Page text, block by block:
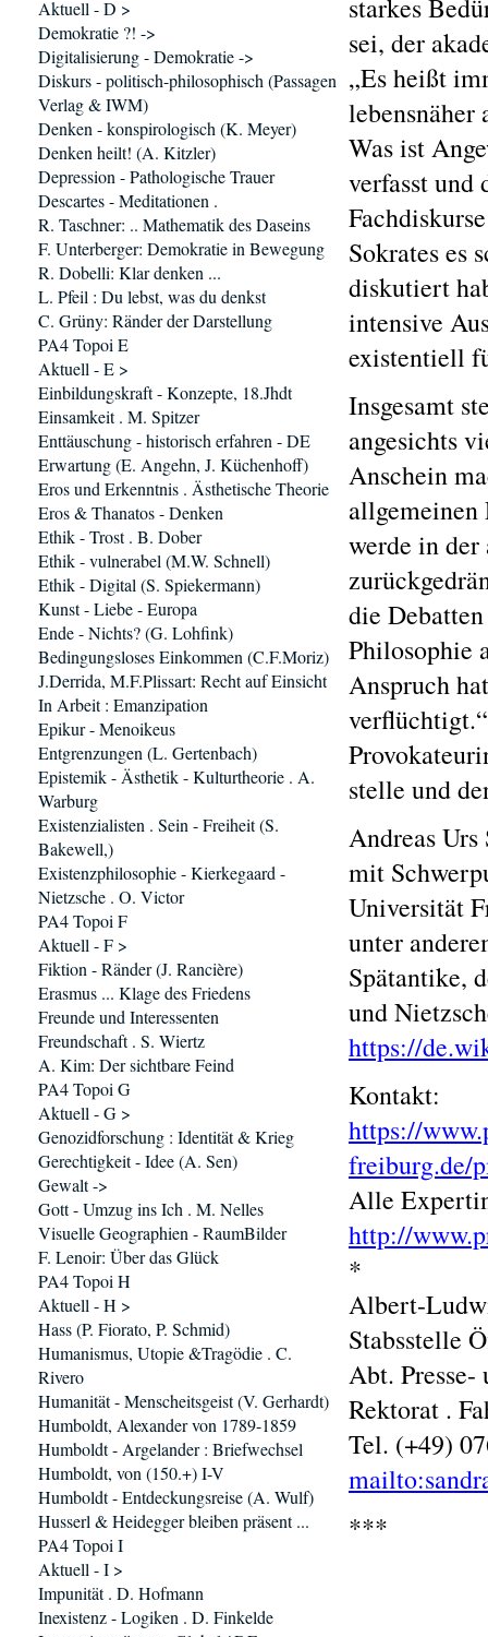
starkes
sei, der
„Es heißt
lebensnäher
Was ist
verfasst und
Sokrates es
diskutiert
intensive
existentiell
Insgesamt
angesichts
Anschein
allgemeinen
werde in
die
Philosophie
Anspruch
stelle und
Andreas
mit
Universität
unter
Spätantike,
und
https://
Kontakt:
https://
freiburg.de/
Alle
http://
*
Albert-
Stabsstelle
Abt.
Rektorat .
Tel. (+49)
***
Aktuell - D >
Demokratie ?! ->
Digitalisierung - Demokratie ->
Diskurs - politisch-philosophisch (Passagen
Verlag & IWM)
Denken - konspirologisch (K. Meyer)
Denken heilt! (A. Kitzler)
Depression - Pathologische Trauer
Descartes - Meditationen .
R. Taschner: .. Mathematik des Daseins
F. Unterberger: Demokratie in Bewegung
R. Dobelli: Klar denken ...
L. Pfeil : Du lebst, was du denkst
C. Grüny: Ränder der Darstellung
PA4 Topoi E
Aktuell - E >
Einbildungskraft - Konzepte, 18.Jhdt
Einsamkeit . M. Spitzer
Enttäuschung - historisch erfahren - DE
Erwartung (E. Angehn, J. Küchenhoff)
Eros und Erkenntnis . Ästhetische Theorie
Eros & Thanatos - Denken
Ethik - Trost . B. Dober
Ethik - vulnerabel (M.W. Schnell)
Ethik - Digital (S. Spiekermann)
Kunst - Liebe - Europa
Ende - Nichts? (G. Lohfink)
Bedingungsloses Einkommen (C.F.Moriz)
J.Derrida, M.F.Plissart: Recht auf Einsicht
In Arbeit : Emanzipation
Epikur - Menoikeus
Entgrenzungen (L. Gertenbach)
Epistemik - Ästhetik - Kulturtheorie . A.
Warburg
Existenzialisten . Sein - Freiheit (S.
Bakewell,)
Existenzphilosophie - Kierkegaard -
Nietzsche . O. Victor
PA4 Topoi F
Aktuell - F >
Fiktion - Ränder (J. Rancière)
Erasmus ... Klage des Friedens
Freunde und Interessenten
Freundschaft . S. Wiertz
A. Kim: Der sichtbare Feind
PA4 Topoi G
Aktuell - G >
Genozidforschung : Identität & Krieg
Gerechtigkeit - Idee (A. Sen)
Gewalt ->
Gott - Umzug ins Ich . M. Nelles
Visuelle Geographien - RaumBilder
F. Lenoir: Über das Glück
PA4 Topoi H
Aktuell - H >
Hass (P. Fiorato, P. Schmid)
Humanismus, Utopie &Tragödie . C.
Rivero
Humanität - Menscheitsgeist (V. Gerhardt)
Humboldt, Alexander von 1789-1859
Humboldt - Argelander : Briefwechsel
Humboldt, von (150.+) I-V
Humboldt - Entdeckungsreise (A. Wulf)
Husserl & Heidegger bleiben präsent ...
PA4 Topoi I
Aktuell - I >
Impunität . D. Hofmann
Inexistenz - Logiken . D. Finkelde